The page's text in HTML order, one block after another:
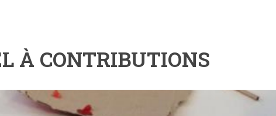
À CONTRIBUTIONS